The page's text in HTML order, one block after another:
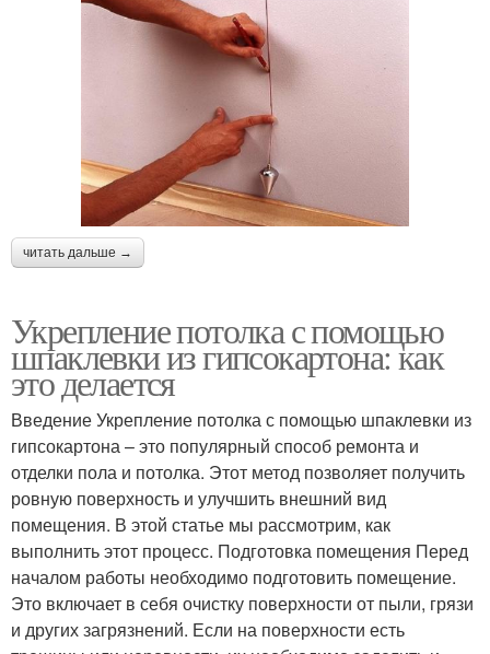
читать дальше →
Укрепление потолка с помощью
шпаклевки из гипсокартона: как
это делается
Введение Укрепление потолка с помощью шпаклевки из
гипсокартона – это популярный способ ремонта и
отделки пола и потолка. Этот метод позволяет получить
ровную поверхность и улучшить внешний вид
помещения. В этой статье мы рассмотрим, как
выполнить этот процесс. Подготовка помещения Перед
началом работы необходимо подготовить помещение.
Это включает в себя очистку поверхности от пыли, грязи
и других загрязнений. Если на поверхности есть